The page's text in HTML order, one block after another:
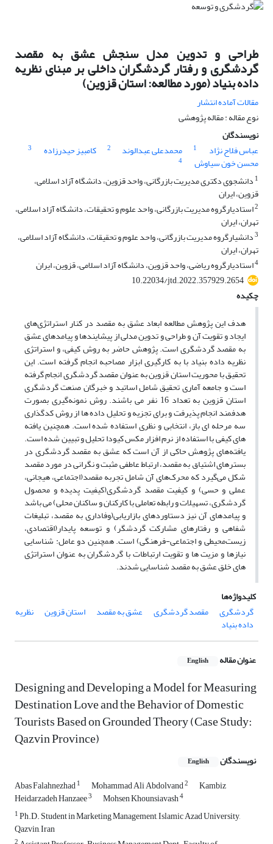
طراحی و تدوین مدل سنجش عشق به مقصد
گردشگری و رفتار گردشگران داخلی بر مبنای نظریه
داده بنیاد (مورد مطالعه: استان قزوین)
مقالات آماده انتشار
نوع مقاله : مقاله پژوهشی
نویسندگان
عباس فلاح نژاد
1 محمدعلی عبدالوند 2 کامبیز حیدرزاده 3
محسن خون سیاوش
4
1 دانشجوی دکتری مدیریت بازرگانی، واحد قزوین، دانشگاه آزاد اسلامی،
قزوین، ایران
2استادیارگروه مدیریت بازرگانی، واحد علوم و تحقیقات، دانشگاه آزاد اسلامی،
تهران، ایران
3دانشیارگروه مدیریت بازرگانی، واحد علوم و تحقیقات، دانشگاه آزاد اسلامی،
تهران، ایران
4استادیارگروه ریاضی، واحد قزوین، دانشگاه آزاد اسلامی، قزوین، ایران
10.22034/jtd.2022.357929.2654
چکیده
هدف این پژوهش مطالعه ابعاد عشق به مقصد در کنار استراتژی‌های
ایجاد و تقویت آن و طراحی و تدوین مدلی از پیشایندها و پیامدهای عشق
به مقصد گردشگری است. پژوهش حاضر به روش کیفی، و استراتژی
نظریه داده بنیاد با به کارگیری ابزار مصاحبه انجام گرفته است. این
تحقیق با محوریت استان قزوین به عنوان مقصد گردشگری انجام گرفته
است و جامعه آماری تحقیق شامل اساتید و خبرگان صنعت گردشگری
استان قزوین به تعداد 16 نفر می باشند. روش نمونه‌گیری بصورت
هدفمند انجام پذیرفت و برای تجزیه و تحلیل داده ها از روش کدگذاری
سه مرحله ای باز، انتخابی و نظری استفاده شده است. همچنین یافته
های کیفی با استفاده از نرم افزار مکس کیودا تحلیل و تبیین شده است.
یافته‌های پژوهش حاکی از آن است که عشق به مقصد گردشگری در
بسترهای اشتیاق به مقصد، ارتباط عاطفی مثبت و نگرانی در مورد مقصد
شکل می‌گیرد که محرک‌های آن شامل تجربه مقصد(اجتماعی، هیجانی،
عملی و حسی) و کیفیت مقصد گردشگری(کیفیت پدیده و محصول
گردشگری، تسهیلات و رابطه تعاملی با کارکنان و ساکنان محلی) می باشد
و پیامدهای آن نیز دستاوردهای بازاریابی(وفاداری به مقصد، تبلیغات
شفاهی و رفتارهای مشارکت ‌گردشگر) و توسعه پایدار(اقتصادی،
زیست‌محیطی و اجتماعی-فرهنگی) است. همچنین دو عامل: شناسایی
نیازها و مزیت ها و تقویت ارتباطات با گردشگران به عنوان استراتژی
های خلق عشق به مقصد شناسایی شدند.
کلیدواژه‌ها
گردشگری
مقصد گردشگری عشق به مقصد استان قزوین نظریه
داده بنیاد
عنوان مقاله English
Designing and Developing a Model for Measuring
Destination Love and the Behavior of Domestic
Tourists Based on Grounded Theory (Case Study:
Qazvin Province)
نویسندگان English
Abas Falahnezhad1 Mohammad Ali Abdolvand2 Kambiz
Heidarzadeh Hanzaee3 Mohsen Khounsiavash4
1Ph.D. Student in Marketing Management, Islamic Azad University,
Qazvin, Iran